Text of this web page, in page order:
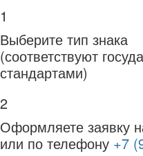
1
Выберите тип знака
(соответствуют
стандартами)
2
Оформляете заявку
или по телефону +7